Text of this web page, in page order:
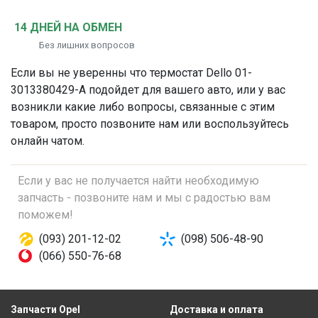
14 ДНЕЙ НА ОБМЕН
Без лишних вопросов
Если вы не уверенны что термостат Dello 01-
3013380429-A подойдет для вашего авто, или у вас
возникли какие либо вопросы, связанные с этим
товаром, просто позвоните нам или воспользуйтесь
онлайн чатом.
Если у вас не получается найти необходимую
запчасть - позвоните нам и мы с радостью вам
поможем!
(093) 201-12-02
(098) 506-48-90
(066) 550-76-68
Запчасти Opel Доставка и оплата